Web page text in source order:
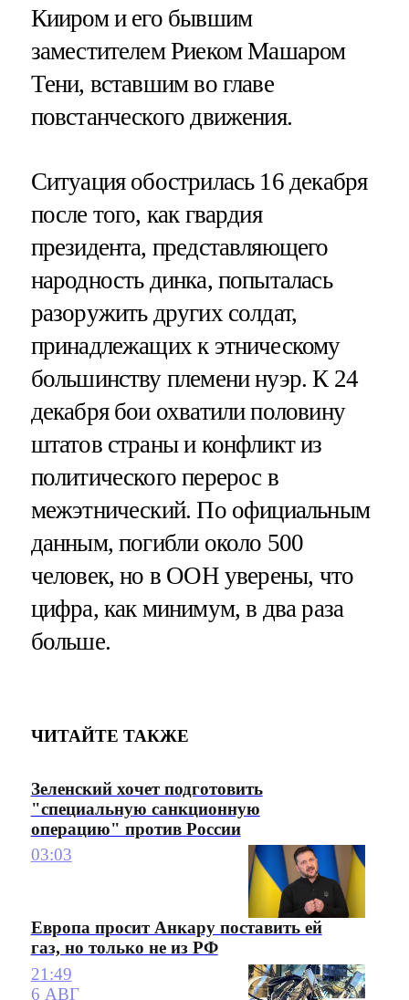
Кииром и его бывшим
заместителем Риеком Машаром
Тени, вставшим во главе
повстанческого движения.
Ситуация обострилась 16 декабря
после того, как гвардия
президента, представляющего
народность динка, попыталась
разоружить других солдат,
принадлежащих к этническому
большинству племени нуэр. К 24
декабря бои охватили половину
штатов страны и конфликт из
политического перерос в
межэтнический. По официальным
данным, погибли около 500
человек, но в ООН уверены, что
цифра, как минимум, в два раза
больше.
ЧИТАЙТЕ ТАКЖЕ
Зеленский хочет подготовить
"специальную санкционную
операцию" против России
03:03
Европа просит Анкару поставить ей
газ, но только не из РФ
21:49
6 АВГ